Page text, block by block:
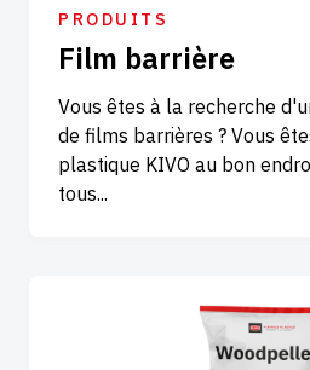
PRODUITS
Film barrière
Vous êtes à la recherche
de films barrières ? Vous
plastique KIVO au bon
tous...